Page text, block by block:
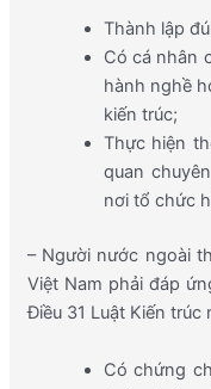
Thành lập
Có cá nhân
hành nghề
kiến trúc;
Thực hiện
quan
nơi tổ chức
– Người nước ngoài
Việt Nam phải đáp
Điều 31 Luật Kiến trúc
Có chứng